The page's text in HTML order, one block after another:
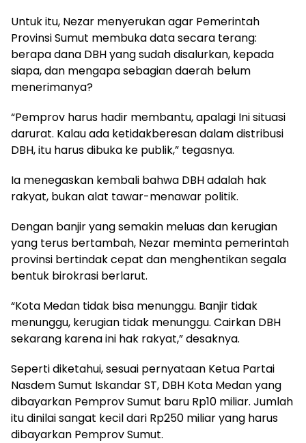
Untuk itu, Nezar menyerukan agar Pemerintah
Provinsi Sumut membuka data secara terang:
berapa dana DBH yang sudah disalurkan, kepada
siapa, dan mengapa sebagian daerah belum
menerimanya?
“Pemprov harus hadir membantu, apalagi Ini situasi
darurat. Kalau ada ketidakberesan dalam distribusi
DBH, itu harus dibuka ke publik,” tegasnya.
Ia menegaskan kembali bahwa DBH adalah hak
rakyat, bukan alat tawar-menawar politik.
Dengan banjir yang semakin meluas dan kerugian
yang terus bertambah, Nezar meminta pemerintah
provinsi bertindak cepat dan menghentikan segala
bentuk birokrasi berlarut.
“Kota Medan tidak bisa menunggu. Banjir tidak
menunggu, kerugian tidak menunggu. Cairkan DBH
sekarang karena ini hak rakyat,” desaknya.
Seperti diketahui, sesuai pernyataan Ketua Partai
Nasdem Sumut Iskandar ST, DBH Kota Medan yang
dibayarkan Pemprov Sumut baru Rp10 miliar. Jumlah
itu dinilai sangat kecil dari Rp250 miliar yang harus
dibayarkan Pemprov Sumut.